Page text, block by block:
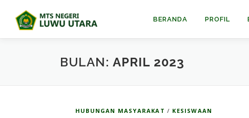
konten
BERANDA PROFIL
BULAN: APRIL 2023
HUBUNGAN MASYARAKAT / KESISWAAN